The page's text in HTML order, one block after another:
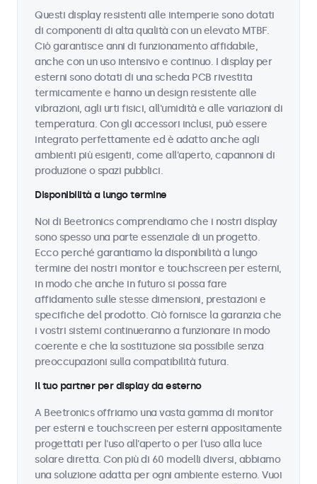
Questi display resistenti alle intemperie sono dotati
di componenti di alta qualità con un elevato MTBF.
Ciò garantisce anni di funzionamento affidabile,
anche con un uso intensivo e continuo. I display per
esterni sono dotati di una scheda PCB rivestita
termicamente e hanno un design resistente alle
vibrazioni, agli urti fisici, all'umidità e alle variazioni di
temperatura. Con gli accessori inclusi, può essere
integrato perfettamente ed è adatto anche agli
ambienti più esigenti, come all'aperto, capannoni di
produzione o spazi pubblici.
Disponibilità a lungo termine
Noi di Beetronics comprendiamo che i nostri display
sono spesso una parte essenziale di un progetto.
Ecco perché garantiamo la disponibilità a lungo
termine dei nostri monitor e touchscreen per esterni,
in modo che anche in futuro si possa fare
affidamento sulle stesse dimensioni, prestazioni e
specifiche del prodotto. Ciò fornisce la garanzia che
i vostri sistemi continueranno a funzionare in modo
coerente e che la sostituzione sia possibile senza
preoccupazioni sulla compatibilità futura.
Il tuo partner per display da esterno
A Beetronics offriamo una vasta gamma di monitor
per esterni e touchscreen per esterni appositamente
progettati per l'uso all'aperto o per l'uso alla luce
solare diretta. Con più di 60 modelli diversi, abbiamo
una soluzione adatta per ogni ambiente esterno. Vuoi